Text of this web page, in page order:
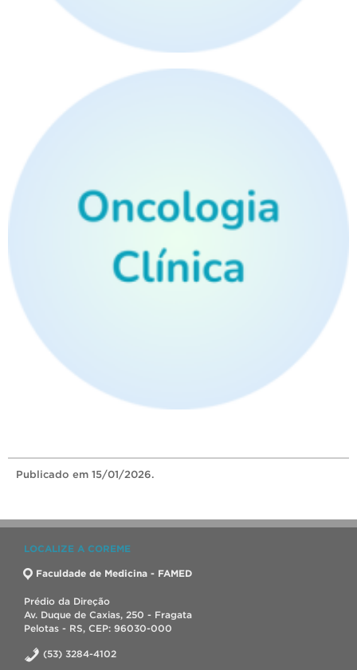
Publicado em 15/01/2026.
LOCALIZE A COREME
Faculdade de Medicina - FAMED
Prédio da Direção
Av. Duque de Caxias, 250 - Fragata
Pelotas - RS, CEP: 96030-000
(53) 3284-4102